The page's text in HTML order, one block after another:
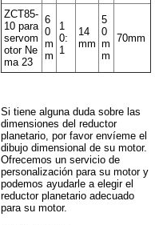
ZCT85-
10 para
servom
otor Ne
ma 23
6
0
m
m
1
0:
1
14
mm
5
0
m
m
70mm
Si tiene alguna duda sobre las
dimensiones del reductor
planetario, por favor envíeme el
dibujo dimensional de su motor.
Ofrecemos un servicio de
personalización para su motor y
podemos ayudarle a elegir el
reductor planetario adecuado
para su motor.